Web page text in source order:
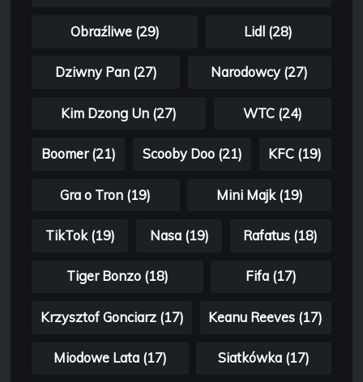
Obraźliwe (29) Lidl (28)
Dziwny Pan (27) Narodowcy (27)
Kim Dzong Un (27) WTC (24)
Boomer (21) Scooby Doo (21) KFC (19)
Gra o Tron (19) Mini Majk (19)
TikTok (19) Nasa (19) Rafatus (18)
Tiger Bonzo (18) Fifa (17)
Krzysztof Gonciarz (17) Keanu Reeves (17)
Miodowe Lata (17) Siatkówka (17)